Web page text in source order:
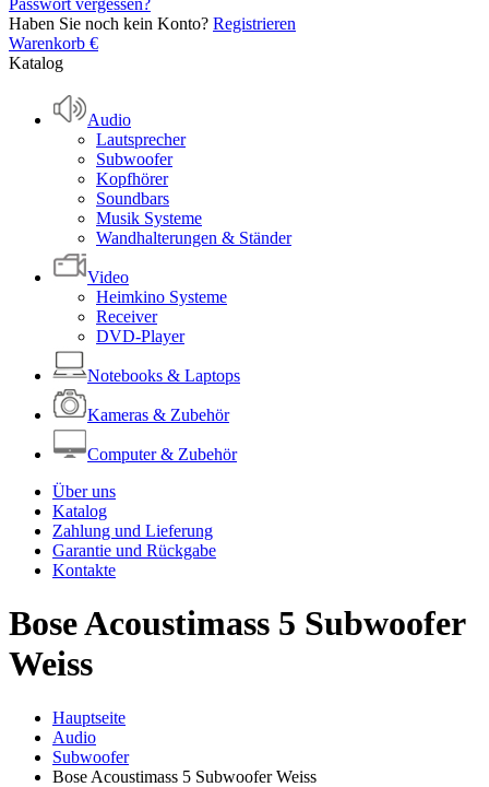
Passwort vergessen?
Haben Sie noch kein Konto? Registrieren
Warenkorb €
Katalog
Audio
Lautsprecher
Subwoofer
Kopfhörer
Soundbars
Musik Systeme
Wandhalterungen & Ständer
Video
Heimkino Systeme
Receiver
DVD-Player
Notebooks & Laptops
Kameras & Zubehör
Computer & Zubehör
Über uns
Katalog
Zahlung und Lieferung
Garantie und Rückgabe
Kontakte
Bose Acoustimass 5 Subwoofer
Weiss
Hauptseite
Audio
Subwoofer
Bose Acoustimass 5 Subwoofer Weiss